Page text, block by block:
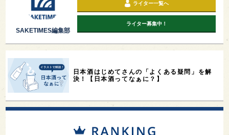
SAKETIMES編集部
ライター一覧へ
ライター募集中！
日本酒はじめてさんの「よくある疑問」を解
決！【日本酒ってなぁに？】